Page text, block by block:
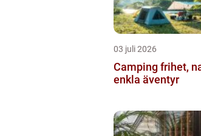
03 juli 2026
Camping frihet, natur och
enkla äventyr